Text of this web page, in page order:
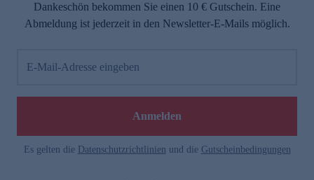
Dankeschön bekommen Sie einen 10 € Gutschein. Eine
Abmeldung ist jederzeit in den Newsletter-E-Mails möglich.
E-Mail-Adresse eingeben
Anmelden
Es gelten die Datenschutzrichtlinien und die Gutscheinbedingungen